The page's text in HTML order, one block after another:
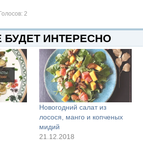
2
БУДЕТ ИНТЕРЕСНО
Новогодний салат из
лосося, манго и копченых
мидий
21.12.2018